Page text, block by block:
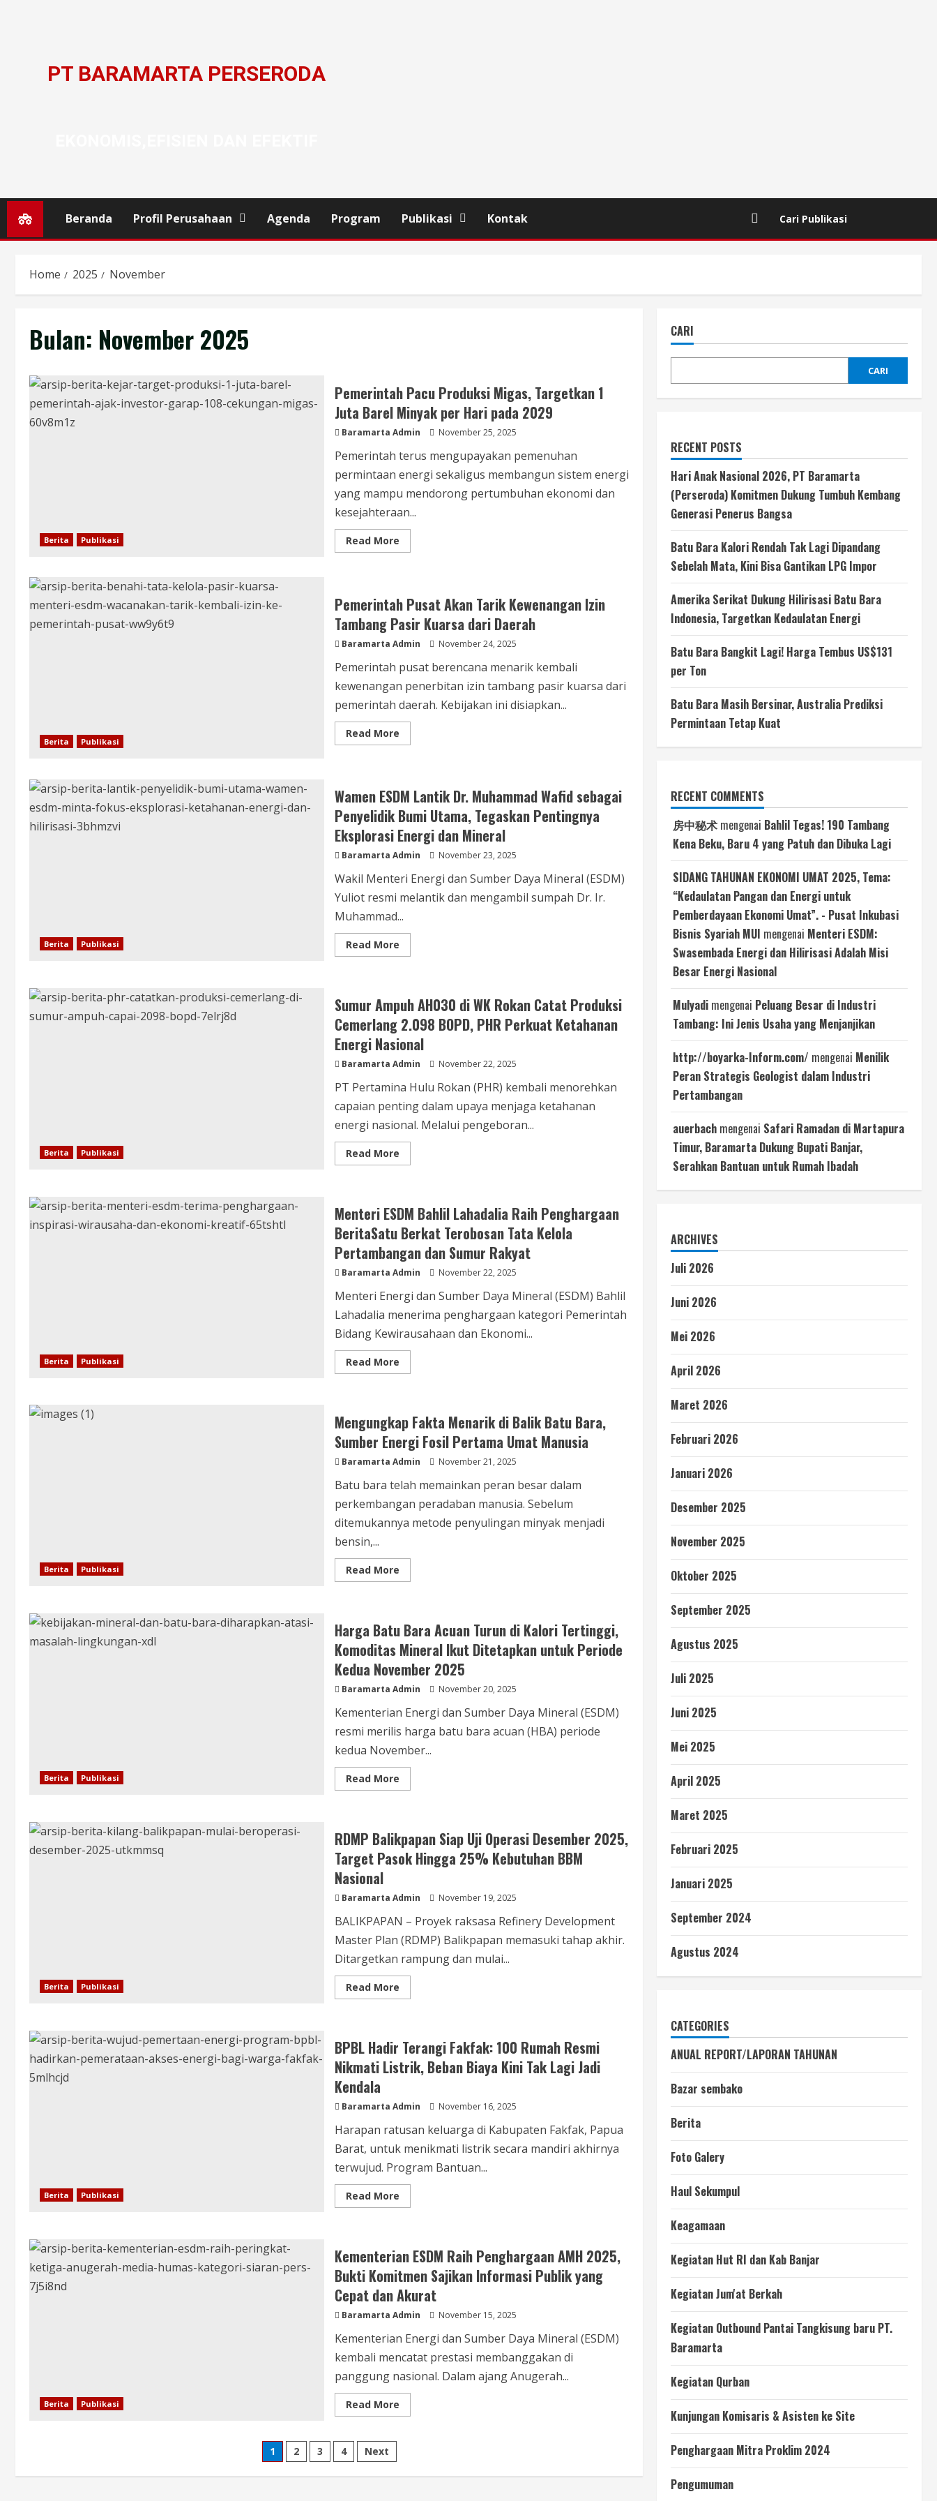
PT BARAMARTA PERSERODA
Beranda Profil Perusahaan Agenda Program Publikasi Kontak Cari Publikasi
Home 2025 November
Bulan: November 2025
Berita Publikasi
Pemerintah Pacu Produksi Migas, Targetkan 1
Juta Barel Minyak per Hari pada 2029
Baramarta Admin November 25, 2025
Pemerintah terus mengupayakan pemenuhan
permintaan energi sekaligus membangun sistem energi
yang mampu mendorong pertumbuhan ekonomi dan
kesejahteraan...
Read More
Berita Publikasi
Pemerintah Pusat Akan Tarik Kewenangan Izin
Tambang Pasir Kuarsa dari Daerah
Baramarta Admin November 24, 2025
Pemerintah pusat berencana menarik kembali
kewenangan penerbitan izin tambang pasir kuarsa dari
pemerintah daerah. Kebijakan ini disiapkan...
Read More
Berita Publikasi
Wamen ESDM Lantik Dr. Muhammad Wafid sebagai
Penyelidik Bumi Utama, Tegaskan Pentingnya
Eksplorasi Energi dan Mineral
Baramarta Admin November 23, 2025
Wakil Menteri Energi dan Sumber Daya Mineral (ESDM)
Yuliot resmi melantik dan mengambil sumpah Dr. Ir.
Muhammad...
Read More
Berita Publikasi
Sumur Ampuh AH030 di WK Rokan Catat Produksi
Cemerlang 2.098 BOPD, PHR Perkuat Ketahanan
Energi Nasional
Baramarta Admin November 22, 2025
PT Pertamina Hulu Rokan (PHR) kembali menorehkan
capaian penting dalam upaya menjaga ketahanan
energi nasional. Melalui pengeboran...
Read More
Berita Publikasi
Menteri ESDM Bahlil Lahadalia Raih Penghargaan
BeritaSatu Berkat Terobosan Tata Kelola
Pertambangan dan Sumur Rakyat
Baramarta Admin November 22, 2025
Menteri Energi dan Sumber Daya Mineral (ESDM) Bahlil
Lahadalia menerima penghargaan kategori Pemerintah
Bidang Kewirausahaan dan Ekonomi...
Read More
Berita Publikasi
Mengungkap Fakta Menarik di Balik Batu Bara,
Sumber Energi Fosil Pertama Umat Manusia
Baramarta Admin November 21, 2025
Batu bara telah memainkan peran besar dalam
perkembangan peradaban manusia. Sebelum
ditemukannya metode penyulingan minyak menjadi
bensin,...
Read More
Berita Publikasi
Harga Batu Bara Acuan Turun di Kalori Tertinggi,
Komoditas Mineral Ikut Ditetapkan untuk Periode
Kedua November 2025
Baramarta Admin November 20, 2025
Kementerian Energi dan Sumber Daya Mineral (ESDM)
resmi merilis harga batu bara acuan (HBA) periode
kedua November...
Read More
Berita Publikasi
RDMP Balikpapan Siap Uji Operasi Desember 2025,
Target Pasok Hingga 25% Kebutuhan BBM
Nasional
Baramarta Admin November 19, 2025
BALIKPAPAN – Proyek raksasa Refinery Development
Master Plan (RDMP) Balikpapan memasuki tahap akhir.
Ditargetkan rampung dan mulai...
Read More
Berita Publikasi
BPBL Hadir Terangi Fakfak: 100 Rumah Resmi
Nikmati Listrik, Beban Biaya Kini Tak Lagi Jadi
Kendala
Baramarta Admin November 16, 2025
Harapan ratusan keluarga di Kabupaten Fakfak, Papua
Barat, untuk menikmati listrik secara mandiri akhirnya
terwujud. Program Bantuan...
Read More
Berita Publikasi
Kementerian ESDM Raih Penghargaan AMH 2025,
Bukti Komitmen Sajikan Informasi Publik yang
Cepat dan Akurat
Baramarta Admin November 15, 2025
Kementerian Energi dan Sumber Daya Mineral (ESDM)
kembali mencatat prestasi membanggakan di
panggung nasional. Dalam ajang Anugerah...
Read More
1 2 3 4 Next
CARI
CARI
RECENT POSTS
Hari Anak Nasional 2026, PT Baramarta
(Perseroda) Komitmen Dukung Tumbuh Kembang
Generasi Penerus Bangsa
Batu Bara Kalori Rendah Tak Lagi Dipandang
Sebelah Mata, Kini Bisa Gantikan LPG Impor
Amerika Serikat Dukung Hilirisasi Batu Bara
Indonesia, Targetkan Kedaulatan Energi
Batu Bara Bangkit Lagi! Harga Tembus US$131
per Ton
Batu Bara Masih Bersinar, Australia Prediksi
Permintaan Tetap Kuat
RECENT COMMENTS
房中秘术 mengenai Bahlil Tegas! 190 Tambang
Kena Beku, Baru 4 yang Patuh dan Dibuka Lagi
SIDANG TAHUNAN EKONOMI UMAT 2025, Tema:
“Kedaulatan Pangan dan Energi untuk
Pemberdayaan Ekonomi Umat”. - Pusat Inkubasi
Bisnis Syariah MUI mengenai Menteri ESDM:
Swasembada Energi dan Hilirisasi Adalah Misi
Besar Energi Nasional
Mulyadi mengenai Peluang Besar di Industri
Tambang: Ini Jenis Usaha yang Menjanjikan
http://boyarka-Inform.com/ mengenai Menilik
Peran Strategis Geologist dalam Industri
Pertambangan
auerbach mengenai Safari Ramadan di Martapura
Timur, Baramarta Dukung Bupati Banjar,
Serahkan Bantuan untuk Rumah Ibadah
ARCHIVES
Juli 2026
Juni 2026
Mei 2026
April 2026
Maret 2026
Februari 2026
Januari 2026
Desember 2025
November 2025
Oktober 2025
September 2025
Agustus 2025
Juli 2025
Juni 2025
Mei 2025
April 2025
Maret 2025
Februari 2025
Januari 2025
September 2024
Agustus 2024
CATEGORIES
ANUAL REPORT/LAPORAN TAHUNAN
Bazar sembako
Berita
Foto Galery
Haul Sekumpul
Keagamaan
Kegiatan Hut RI dan Kab Banjar
Kegiatan Jum'at Berkah
Kegiatan Outbound Pantai Tangkisung baru PT.
Baramarta
Kegiatan Qurban
Kunjungan Komisaris & Asisten ke Site
Penghargaan Mitra Proklim 2024
Pengumuman